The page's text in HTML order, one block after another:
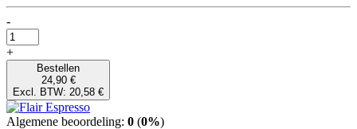
-
+
Bestellen
24,90 €
Excl. BTW: 20,58 €
Algemene beoordeling: 0 (0%)